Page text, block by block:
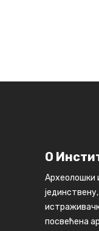
О
Археолошки
посвећена